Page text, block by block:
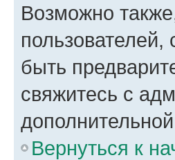
Возможно
быть
свяжитесь с
Вернуться к